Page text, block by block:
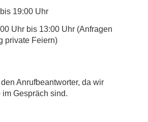
19:00 Uhr
Uhr bis 13:00 Uhr (Anfragen
private Feiern)
Anrufbeantworter, da wir
Gespräch sind.